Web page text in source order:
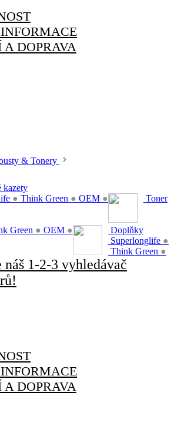
A DOPRAVA
& Tonery
kazety
● Think Green ● OEM ● Toner
Green ● OEM ●
Doplňky
Superlonglife ●
Think Green ●
1-2-3 vyhledávač
A DOPRAVA